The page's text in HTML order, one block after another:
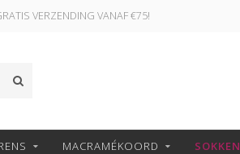
VERZENDING VANAF €75!
MACRAMÉKOORD